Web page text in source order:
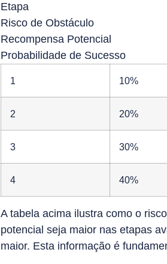
Etapa
Risco de Obstáculo
Recompensa Potencial
Probabilidade de Sucesso
1 10%
2 20%
3 30%
4 40%
A tabela acima ilustra como o
potencial seja maior nas etapas
maior. Esta informação é